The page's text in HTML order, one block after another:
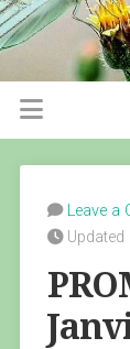
Leave a
Updated